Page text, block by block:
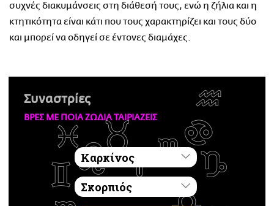
συχνές διακυμάνσεις στη διάθεσή τους, ενώ η ζήλια και η
κτητικότητα είναι κάτι που τους χαρακτηρίζει και τους δύο
και μπορεί να οδηγεί σε έντονες διαμάχες.
Συναστρίες
ΒΡΕΣ ΜΕ ΠΟΙΑ ΖΩΔΙΑ ΤΑΙΡΙΑΖΕΙΣ